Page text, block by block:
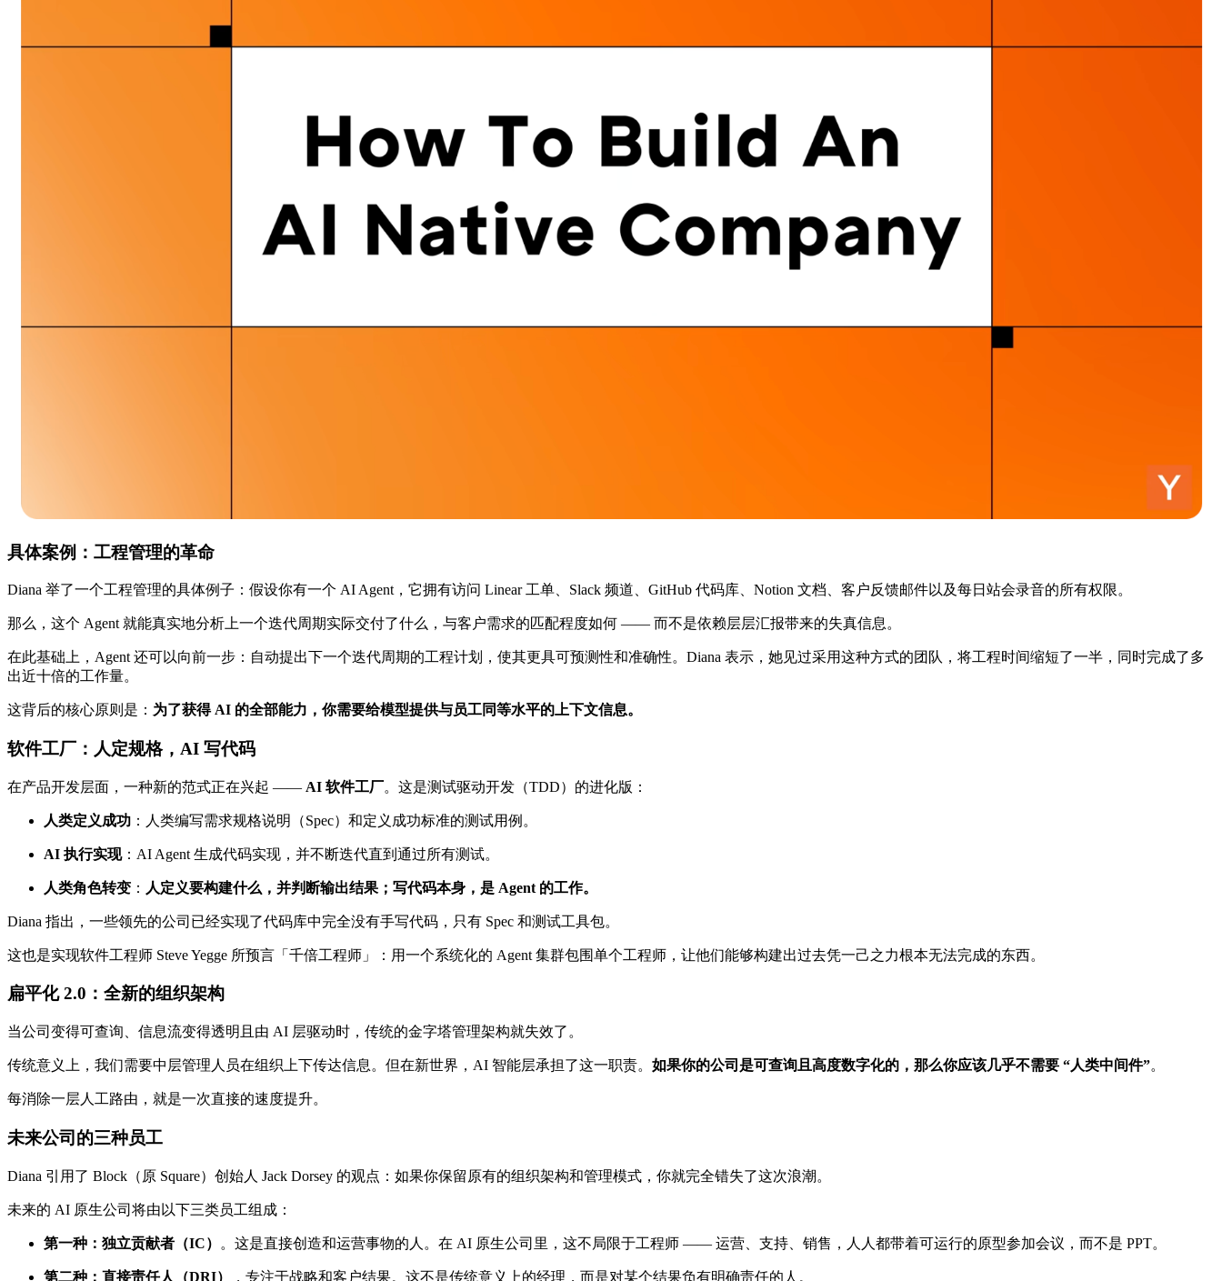
具体案例：工程管理的革命
Diana 举了一个工程管理的具体例子：假设你有一个 AI Agent，它拥有访问 Linear 工单、Slack 频道、GitHub 代码库、Notion 文档、客户反馈邮件以及每日站会录音的所有权限。
那么，这个 Agent 就能真实地分析上一个迭代周期实际交付了什么，与客户需求的匹配程度如何 —— 而不是依赖层层汇报带来的失真信息。
在此基础上，Agent 还可以向前一步：自动提出下一个迭代周期的工程计划，使其更具可预测性和准确性。Diana 表示，她见过采用这种方式的团队，将工程时间缩短了一半，同时完成了多
出近十倍的工作量。
这背后的核心原则是： 为了获得 AI 的全部能力，你需要给模型提供与员工同等水平的上下文信息。
软件工厂：人定规格，AI 写代码
在产品开发层面，一种新的范式正在兴起 —— AI 软件工厂。这是测试驱动开发（TDD）的进化版：
人类定义成功 ：人类编写需求规格说明（Spec）和定义成功标准的测试用例。
AI 执行实现：AI Agent 生成代码实现，并不断迭代直到通过所有测试。
人类角色转变 ： 人定义要构建什么，并判断输出结果；写代码本身，是 Agent 的工作。
Diana 指出，一些领先的公司已经实现了代码库中完全没有手写代码，只有 Spec 和测试工具包。
这也是实现软件工程师 Steve Yegge 所预言「千倍工程师」：用一个系统化的 Agent 集群包围单个工程师，让他们能够构建出过去凭一己之力根本无法完成的东西。
扁平化 2.0：全新的组织架构
当公司变得可查询、信息流变得透明且由 AI 层驱动时，传统的金字塔管理架构就失效了。
传统意义上，我们需要中层管理人员在组织上下传达信息。但在新世界，AI 智能层承担了这一职责。 如果你的公司是可查询且高度数字化的，那么你应该几乎不需要 “人类中间件”。
每消除一层人工路由，就是一次直接的速度提升。
未来公司的三种员工
Diana 引用了 Block（原 Square）创始人 Jack Dorsey 的观点：如果你保留原有的组织架构和管理模式，你就完全错失了这次浪潮。
未来的 AI 原生公司将由以下三类员工组成：
第一种：独立贡献者（IC） 。这是直接创造和运营事物的人。在 AI 原生公司里，这不局限于工程师 —— 运营、支持、销售，人人都带着可运行的原型参加会议，而不是 PPT。
第二种：直接责任人（DRI） ，专注于战略和客户结果。这不是传统意义上的经理，而是对某个结果负有明确责任的人。